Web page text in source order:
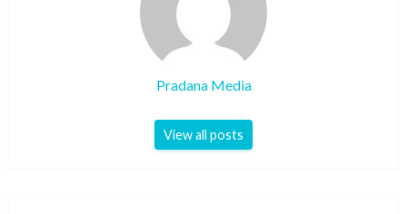
Pradana Media
View all posts